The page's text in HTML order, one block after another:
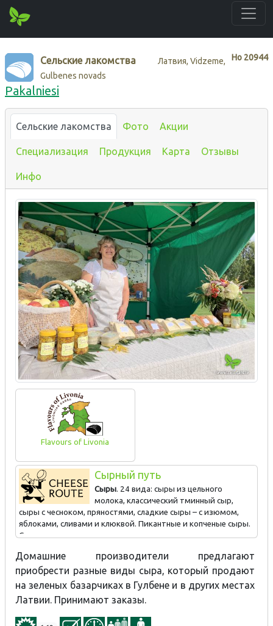
Нo 20944
Сельские лакомства
Латвия, Vidzeme,
Gulbenes novads
Pakalniesi
Сельские лакомства Фото Акции
Специализация Продукция Карта Отзывы
Инфо
Flavours of Livonia
Сырный путь
Сыры. 24 вида: сыры из цельного
молока, классический тминный сыр,
сыры с чесноком, пряностями, сладкие сыры – с изюмом,
яблоками, сливами и клюквой. Пикантные и копченые сыры.
Сырные шарики с пряностями.
Домашние производители предлагают
приобрести разные виды сыра, который продают
на зеленых базарчиках в Гулбене и в других местах
Латвии. Принимают заказы.